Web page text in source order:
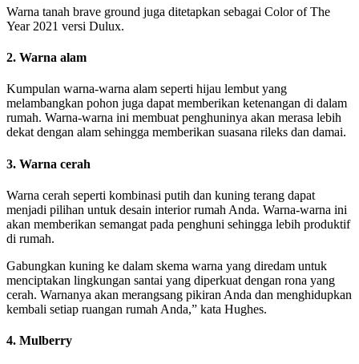
Warna tanah brave ground juga ditetapkan sebagai Color of The
Year 2021 versi Dulux.
2. Warna alam
Kumpulan warna-warna alam seperti hijau lembut yang
melambangkan pohon juga dapat memberikan ketenangan di dalam
rumah. Warna-warna ini membuat penghuninya akan merasa lebih
dekat dengan alam sehingga memberikan suasana rileks dan damai.
3. Warna cerah
Warna cerah seperti kombinasi putih dan kuning terang dapat
menjadi pilihan untuk desain interior rumah Anda. Warna-warna ini
akan memberikan semangat pada penghuni sehingga lebih produktif
di rumah.
Gabungkan kuning ke dalam skema warna yang diredam untuk
menciptakan lingkungan santai yang diperkuat dengan rona yang
cerah. Warnanya akan merangsang pikiran Anda dan menghidupkan
kembali setiap ruangan rumah Anda,” kata Hughes.
4. Mulberry